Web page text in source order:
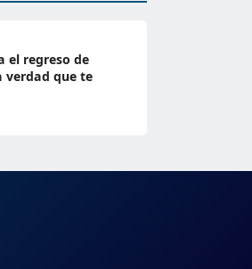
el regreso de
verdad que te